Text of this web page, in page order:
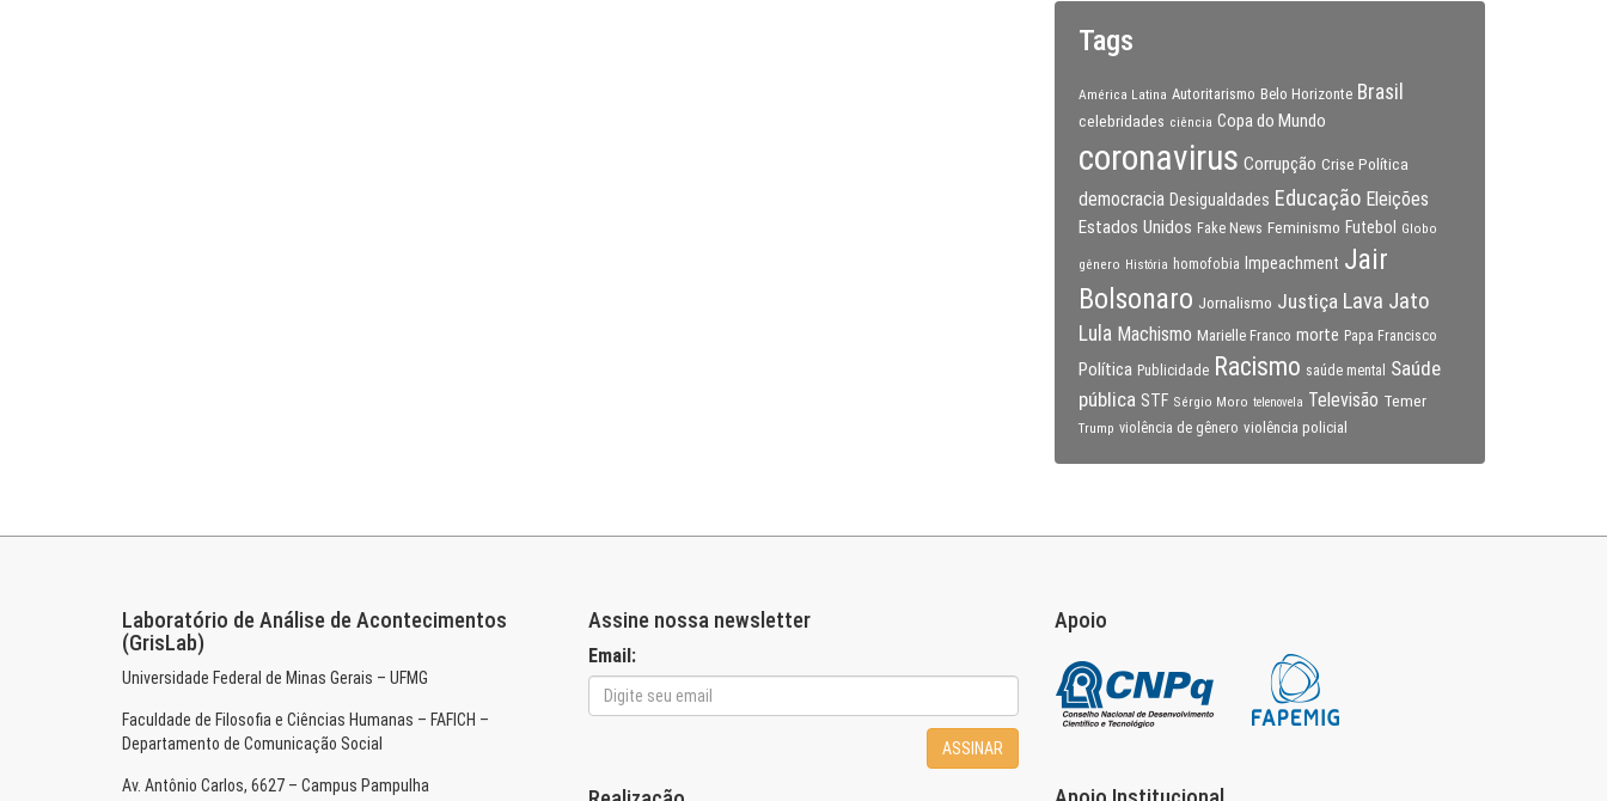
Tags
América Latina Autoritarismo Belo Horizonte Brasil
celebridades ciência Copa do Mundo
coronavirus Corrupção Crise Política
democracia Desigualdades Educação Eleições
Estados Unidos Fake News Feminismo Futebol Globo
gênero História homofobia Impeachment Jair
Bolsonaro Jornalismo Justiça Lava Jato
Lula Machismo Marielle Franco morte Papa Francisco
Política Publicidade Racismo saúde mental
Saúde
pública STF Sérgio Moro telenovela Televisão Temer
Trump violência de gênero violência policial
Laboratório de Análise de Acontecimentos
(GrisLab)
Universidade Federal de Minas Gerais – UFMG
Faculdade de Filosofia e Ciências Humanas – FAFICH –
Departamento de Comunicação Social
Av. Antônio Carlos, 6627 – Campus Pampulha
Assine nossa newsletter
Email:
ASSINAR
Apoio